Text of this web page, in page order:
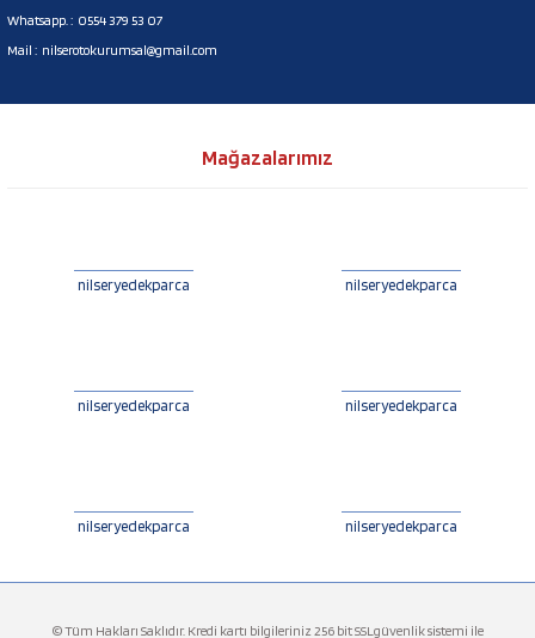
Whatsapp. : 0554 379 53 07
Mail : nilserotokurumsal@gmail.com
Mağazalarımız
nilseryedekparca nilseryedekparca
nilseryedekparca nilseryedekparca
nilseryedekparca nilseryedekparca
© Tüm Hakları Saklıdır. Kredi kartı bilgileriniz 256 bit SSLgüvenlik sistemi ile